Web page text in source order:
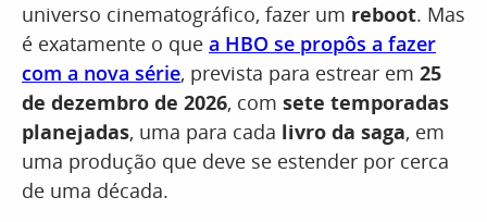
universo cinematográfico, fazer um reboot. Mas
é exatamente o que a HBO se propôs a fazer
com a nova série, prevista para estrear em 25
de dezembro de 2026, com sete temporadas
planejadas, uma para cada livro da saga, em
uma produção que deve se estender por cerca
de uma década.